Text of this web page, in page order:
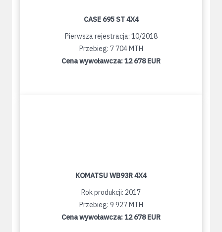
CASE 695 ST 4X4
Pierwsza rejestracja: 10/2018
Przebieg: 7 704 MTH
Cena wywoławcza:12 678 EUR
KOMATSU WB93R 4X4
Rok produkcji: 2017
Przebieg: 9 927 MTH
Cena wywoławcza:12 678 EUR